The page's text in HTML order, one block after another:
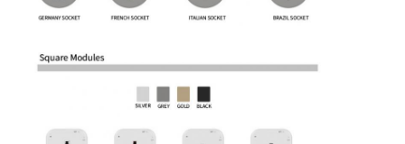
Sortie de bureau en retrait